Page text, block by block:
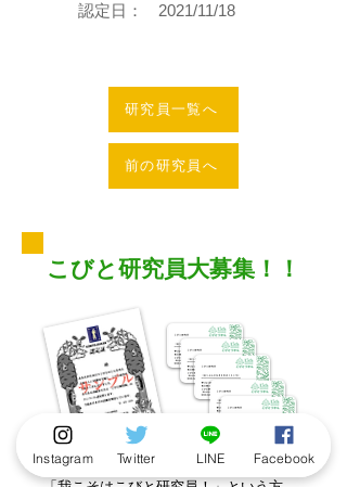
認定日： 2021/11/18
研究員一覧へ
前の研究員へ
こびと研究員大募集！！
Instagram Twitter LINE Facebook